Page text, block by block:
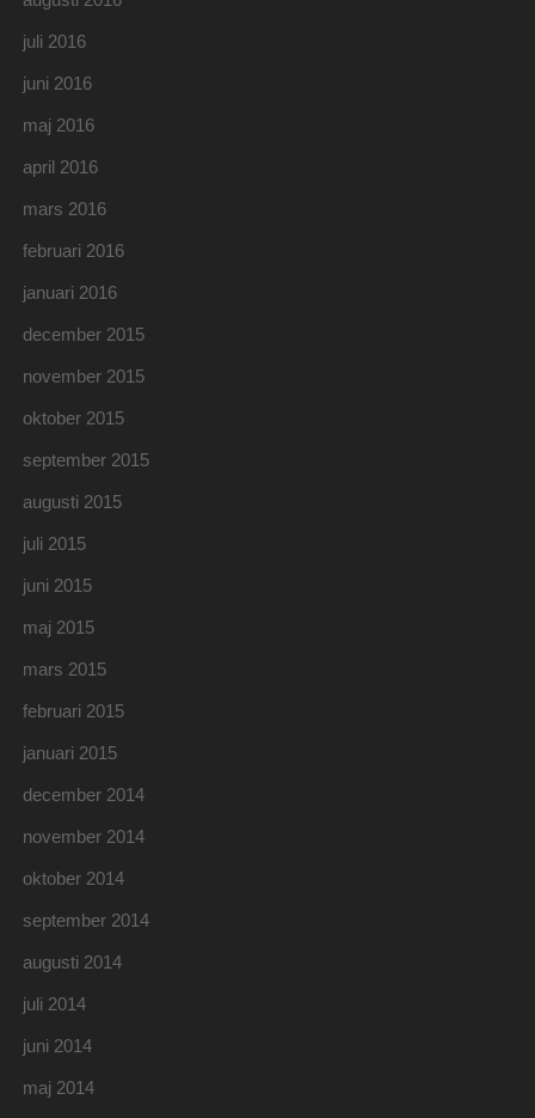
juli 2016
juni 2016
maj 2016
april 2016
mars 2016
februari 2016
januari 2016
december 2015
november 2015
oktober 2015
september 2015
augusti 2015
juli 2015
juni 2015
maj 2015
mars 2015
februari 2015
januari 2015
december 2014
november 2014
oktober 2014
september 2014
augusti 2014
juli 2014
juni 2014
maj 2014